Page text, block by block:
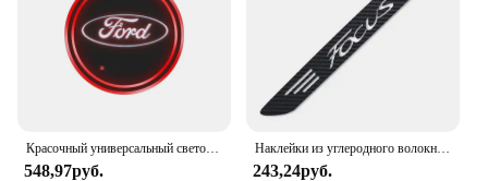
548,97руб.
Наклейки из углеродного волокна для Ford Focus 2005-2017, задние стоп-сигналы с высоким креплением, аксессуары для стайлинга автомобиля, 1 шт.
243,24руб.